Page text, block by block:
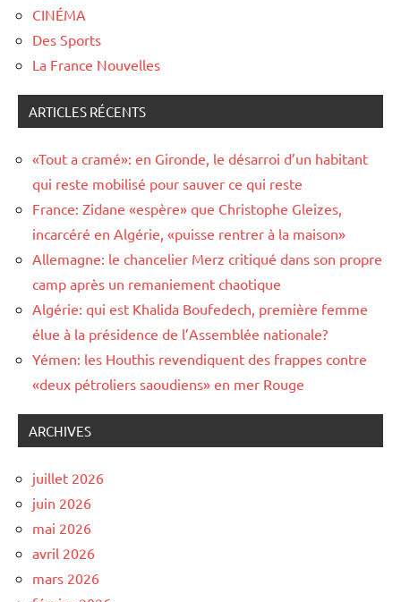
CINÉMA
Des Sports
La France Nouvelles
ARTICLES RÉCENTS
«Tout a cramé»: en Gironde, le désarroi d’un habitant
qui reste mobilisé pour sauver ce qui reste
France: Zidane «espère» que Christophe Gleizes,
incarcéré en Algérie, «puisse rentrer à la maison»
Allemagne: le chancelier Merz critiqué dans son propre
camp après un remaniement chaotique
Algérie: qui est Khalida Boufedech, première femme
élue à la présidence de l’Assemblée nationale?
Yémen: les Houthis revendiquent des frappes contre
«deux pétroliers saoudiens» en mer Rouge
ARCHIVES
juillet 2026
juin 2026
mai 2026
avril 2026
mars 2026